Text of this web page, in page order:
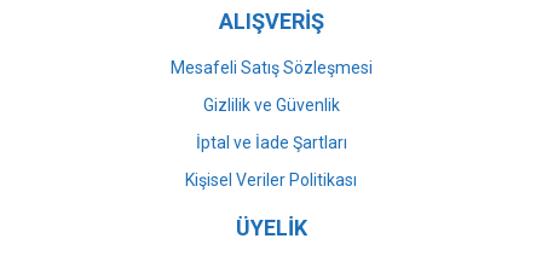
ALIŞVERİŞ
Mesafeli Satış Sözleşmesi
Gizlilik ve Güvenlik
İptal ve İade Şartları
Kişisel Veriler Politikası
ÜYELİK